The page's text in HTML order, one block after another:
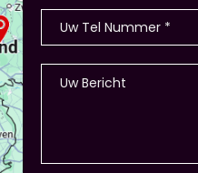
opdelen (grootte/kleur/
- Als je hierbij je
dat altijd mogelijk!
Piet of hij dit wil in
+ zorg ervoor dat
en die van Piet en